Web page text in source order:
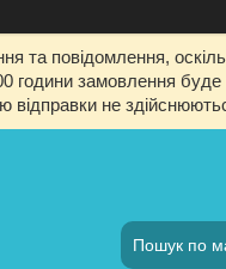
повідомлення,
замовлення буде
не